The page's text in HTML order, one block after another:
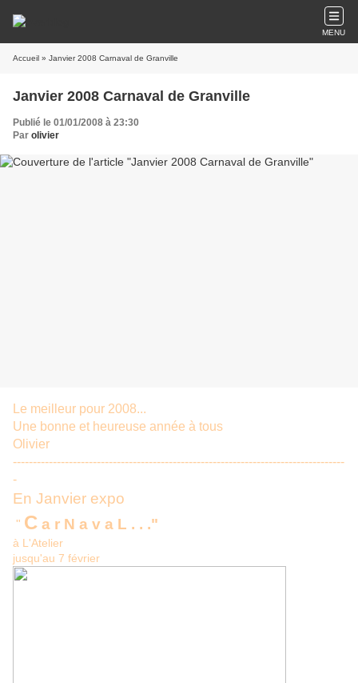
MENU
Accueil » Janvier 2008 Carnaval de Granville
Janvier 2008 Carnaval de Granville
Publié le 01/01/2008 à 23:30
Par olivier
Le meilleur pour 2008...
Une bonne et heureuse année à tous
Olivier
-----------------------------------------------------------------------------------
-
En Janvier expo
" C a r N a v a L . . ."
à L'Atelier
jusqu'au 7 février